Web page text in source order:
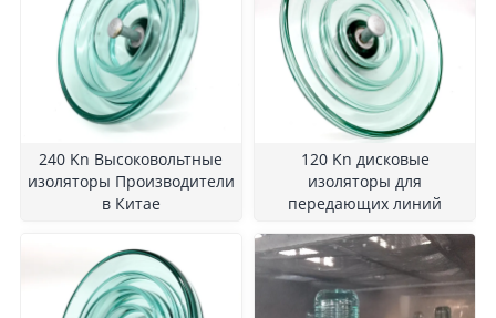
240 Kn Высоковольтные
изоляторы Производители
в Китае
120 Kn дисковые
изоляторы для
передающих линий